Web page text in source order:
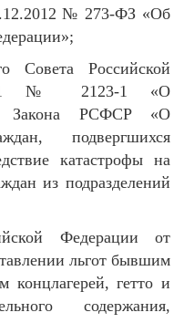
№ 273-ФЗ «Об
Совета Российской
№ 2123-1 «О
Закона РСФСР «О
подвергшихся
катастрофы на
из подразделений
Федерации от
льгот бывшим
концлагерей, гетто и
содержания,